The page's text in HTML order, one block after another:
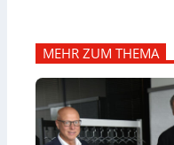
MEHR ZUM THEMA